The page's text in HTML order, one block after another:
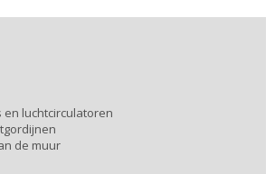
en luchtcirculatoren
de muur